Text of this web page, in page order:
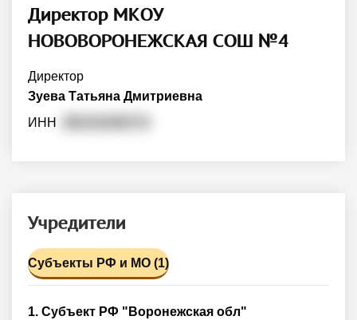
Директор МКОУ
НОВОВОРОНЕЖСКАЯ СОШ №4
Директор
Зуева Татьяна Дмитриевна
ИНН
Учредители
Субъекты РФ и МО (1)
1. Субъект РФ "Воронежская обл"